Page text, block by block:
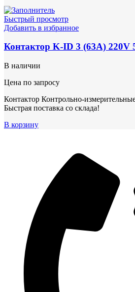
Быстрый просмотр
Добавить в избранное
Контактор K-ID 3 (63А) 220V
В наличии
Цена по запросу
Контактор Контрольно-
Быстрая поставка со склада!
В корзину